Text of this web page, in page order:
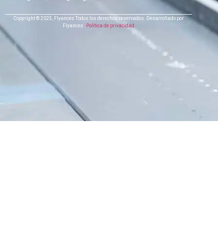
Copyright © 2025, Flyances Todos los derechos reservados.
Desarrollado por
Flyances
Política de privacidad